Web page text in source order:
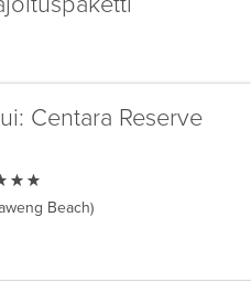
Centara Reserve
Beach)